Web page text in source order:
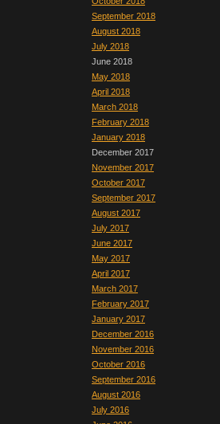
September 2018
August 2018
July 2018
June 2018
May 2018
April 2018
March 2018
February 2018
January 2018
December 2017
November 2017
October 2017
September 2017
August 2017
July 2017
June 2017
May 2017
April 2017
March 2017
February 2017
January 2017
December 2016
November 2016
October 2016
September 2016
August 2016
July 2016